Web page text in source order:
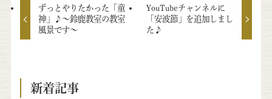
ずっとやりたかった「童
神」♪～鈴鹿教室の教室
風景です～
YouTubeチャンネルに
「安波節」を追加しまし
た♪
新着記事